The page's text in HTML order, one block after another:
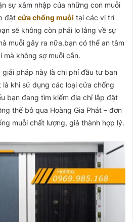
sự xâm nhập của những con muỗi
đặt cửa chống muỗi tại các vị trí
sẽ không còn phải lo lắng về sự
muỗi gây ra nữa.bạn có thể an tâm
mà không sợ muỗi cắn.
giải pháp này là chi phí đầu tư ban
khi sử dụng các loại cửa chống
bạn đang tìm kiếm địa chỉ lắp đặt
thể bỏ qua Hoàng Gia Phát – đơn
muỗi chất lượng, giá thành hợp lý.